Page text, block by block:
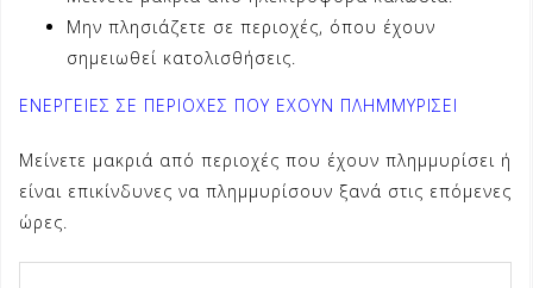
Μην πλησιάζετε σε περιοχές, όπου έχουν
σημειωθεί κατολισθήσεις.
ΕΝΕΡΓΕΙΕΣ ΣΕ ΠΕΡΙΟΧΕΣ ΠΟΥ ΕΧΟΥΝ ΠΛΗΜΜΥΡΙΣΕΙ
Μείνετε μακριά από περιοχές που έχουν πλημμυρίσει ή
είναι επικίνδυνες να πλημμυρίσουν ξανά στις επόμενες
ώρες.